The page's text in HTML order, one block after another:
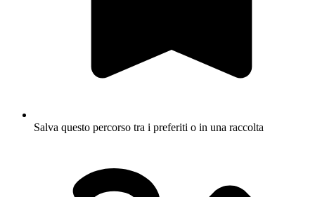
Salva questo percorso tra i preferiti o in una raccolta